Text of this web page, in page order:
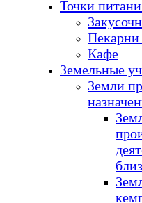
Точки
Кафе
Земельные
Земли